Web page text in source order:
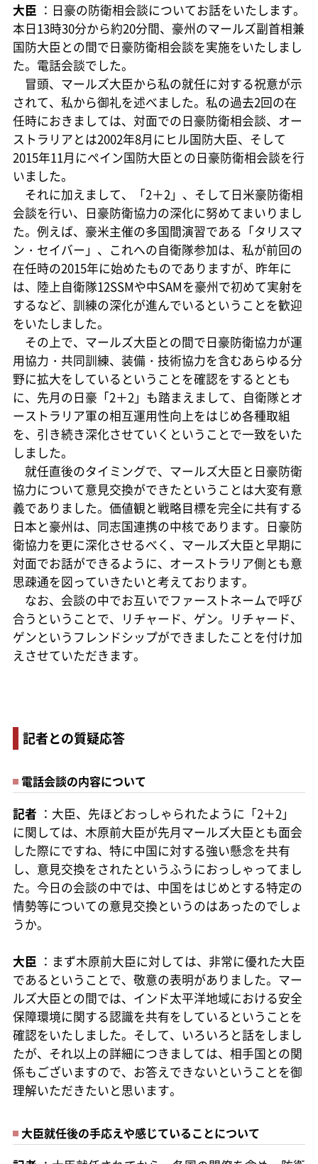
大臣 ：日豪の防衛相会談についてお話をいたします。
本日13時30分から約20分間、豪州のマールズ副首相兼
国防大臣との間で日豪防衛相会談を実施をいたしまし
た。電話会談でした。
冒頭、マールズ大臣から私の就任に対する祝意が示
されて、私から御礼を述べました。私の過去2回の在
任時におきましては、対面での日豪防衛相会談、オー
ストラリアとは2002年8月にヒル国防大臣、そして
2015年11月にぺイン国防大臣との日豪防衛相会談を行
いました。
それに加えまして、「2＋2」、そして日米豪防衛相
会談を行い、日豪防衛協力の深化に努めてまいりまし
た。例えば、豪米主催の多国間演習である「タリスマ
ン・セイバー」、これへの自衛隊参加は、私が前回の
在任時の2015年に始めたものでありますが、昨年に
は、陸上自衛隊12SSMや中SAMを豪州で初めて実射を
するなど、訓練の深化が進んでいるということを歓迎
をいたしました。
その上で、マールズ大臣との間で日豪防衛協力が運
用協力・共同訓練、装備・技術協力を含むあらゆる分
野に拡大をしているということを確認をするととも
に、先月の日豪「2＋2」も踏まえまして、自衛隊とオ
ーストラリア軍の相互運用性向上をはじめ各種取組
を、引き続き深化させていくということで一致をいた
しました。
就任直後のタイミングで、マールズ大臣と日豪防衛
協力について意見交換ができたということは大変有意
義でありました。価値観と戦略目標を完全に共有する
日本と豪州は、同志国連携の中核であります。日豪防
衛協力を更に深化させるべく、マールズ大臣と早期に
対面でお話ができるように、オーストラリア側とも意
思疎通を図っていきたいと考えております。
なお、会談の中でお互いでファーストネームで呼び
合うということで、リチャード、ゲン。リチャード、
ゲンというフレンドシップができましたことを付け加
えさせていただきます。
記者との質疑応答
電話会談の内容について
記者 ：大臣、先ほどおっしゃられたように「2＋2」
に関しては、木原前大臣が先月マールズ大臣とも面会
した際にですね、特に中国に対する強い懸念を共有
し、意見交換をされたというふうにおっしゃってまし
た。今日の会談の中では、中国をはじめとする特定の
情勢等についての意見交換というのはあったのでしょ
うか。
大臣 ：まず木原前大臣に対しては、非常に優れた大臣
であるということで、敬意の表明がありました。マー
ルズ大臣との間では、インド太平洋地域における安全
保障環境に関する認識を共有をしているということを
確認をいたしました。そして、いろいろと話をしまし
たが、それ以上の詳細につきましては、相手国との関
係もございますので、お答えできないということを御
理解いただきたいと思います。
大臣就任後の手応えや感じていることについて